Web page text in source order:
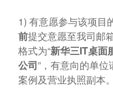
1) 有意愿参与该项目
前提交意愿至我司邮
格式为“新华三IT桌面
公司”，有意向的单
案例及营业执照副本。